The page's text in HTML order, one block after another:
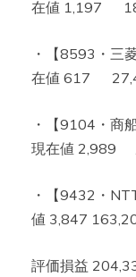
在値 1,197
・【8593・
在値 617
・【9104・
現在値 2,989
・【9432・
値 3,847
評価損益